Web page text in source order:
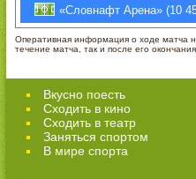
«Словнафт Арена» (10
Оперативная информация о ходе матча
течение матча, так и после его окончания.
Вкусно поесть
Сходить в кино
Cходить в театр
Заняться спортом
В мире спорта